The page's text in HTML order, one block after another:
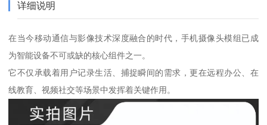
详细说明
在当今移动通信与影像技术深度融合的时代，手机摄像头模组已成
为智能设备不可或缺的核心组件之一。
它不仅承载着用户记录生活、捕捉瞬间的需求，更在远程办公、在
线教育、视频社交等场景中发挥着关键作用。